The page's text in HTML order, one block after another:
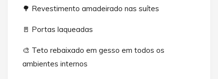
🌳 Revestimento amadeirado nas suítes
🚪 Portas laqueadas
🎨 Teto rebaixado em gesso em todos os
ambientes internos